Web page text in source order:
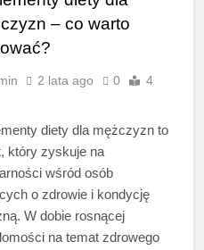
– co warto
2 lata ago 0
4
diety dla mężczyzn to
który zyskuje na
wśród osób
o zdrowie i kondycję
W dobie rosnącej
na temat zdrowego